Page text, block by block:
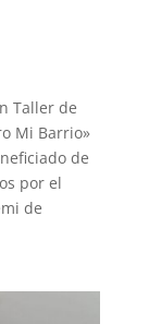
Taller de
Mi Barrio»
de
por el
de